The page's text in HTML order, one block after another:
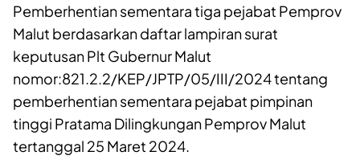
Pemberhentian sementara tiga pejabat Pemprov
Malut berdasarkan daftar lampiran surat
keputusan Plt Gubernur Malut
nomor:821.2.2/KEP/JPTP/05/III/2024 tentang
pemberhentian sementara pejabat pimpinan
tinggi Pratama Dilingkungan Pemprov Malut
tertanggal 25 Maret 2024.